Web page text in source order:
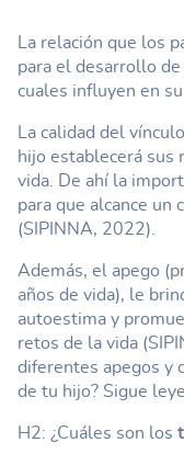
La relación que los
para el desarrollo
cuales influyen en
La calidad del
hijo establecerá sus
vida. De ahí la
para que alcance
(SIPINNA, 2022).
Además, el apego
años de vida), le
autoestima y
retos de la vida
diferentes apegos y
de tu hijo? Sigue
H2: ¿Cuáles son los